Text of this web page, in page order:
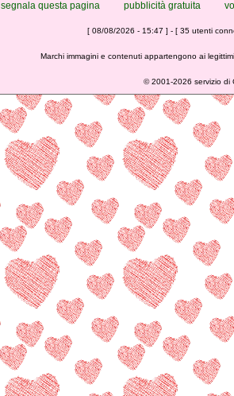
segnala questa pagina pubblicità gratuita
[ 08/08/2026 - 15:47 ] - [ 35 utenti
Marchi immagini e contenuti appartengono ai
©2001-2026 servizio di